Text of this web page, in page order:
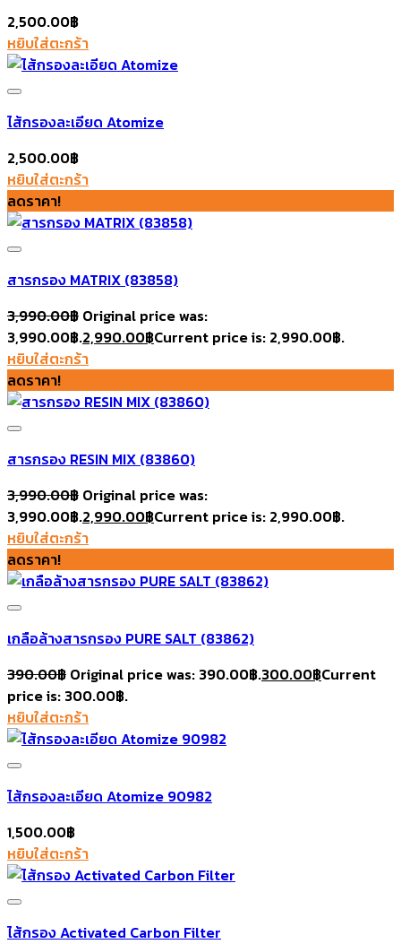
2,500.00฿
หยิบใส่ตะกร้า
Add to wishlist
ไส้กรองละเอียด Atomize
2,500.00฿
หยิบใส่ตะกร้า
ลดราคา!
สารกรอง MATRIX (83858)
3,990.00฿ Original price was:
3,990.00฿.2,990.00฿Current price is: 2,990.00฿.
หยิบใส่ตะกร้า
ลดราคา!
สารกรอง RESIN MIX (83860)
3,990.00฿ Original price was:
3,990.00฿.2,990.00฿Current price is: 2,990.00฿.
หยิบใส่ตะกร้า
ลดราคา!
เกลือล้างสารกรอง PURE SALT (83862)
390.00฿ Original price was: 390.00฿.300.00฿Current
price is: 300.00฿.
หยิบใส่ตะกร้า
ไส้กรองละเอียด Atomize 90982
1,500.00฿
หยิบใส่ตะกร้า
ไส้กรอง Activated Carbon Filter